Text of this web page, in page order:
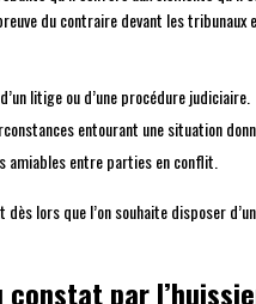
du contraire devant les tribunaux
litige ou d’une procédure judiciaire.
entourant une situation
amiables entre parties en conflit.
lors que l’on souhaite disposer
par